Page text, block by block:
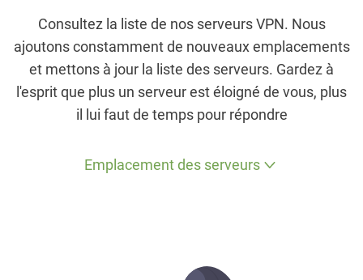
Consultez la liste de nos serveurs VPN. Nous
ajoutons constamment de nouveaux emplacements
et mettons à jour la liste des serveurs. Gardez à
l'esprit que plus un serveur est éloigné de vous, plus
il lui faut de temps pour répondre
Emplacement des serveurs